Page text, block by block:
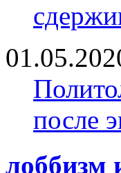
после
лоббизм